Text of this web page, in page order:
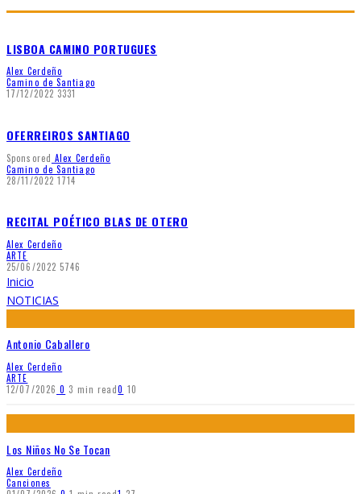
LISBOA CAMINO PORTUGUES
Alex Cerdeño
Camino de Santiago
17/12/2022 3331
OFERREIROS SANTIAGO
Sponsored Alex Cerdeño
Camino de Santiago
28/11/2022 1714
RECITAL POÉTICO BLAS DE OTERO
Alex Cerdeño
ARTE
25/06/2022 5746
Inicio
NOTICIAS
Antonio Caballero
Alex Cerdeño
ARTE
12/07/2026 0 3 min read0 10
Los Niños No Se Tocan
Alex Cerdeño
Canciones